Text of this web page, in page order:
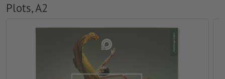
Plots, A2